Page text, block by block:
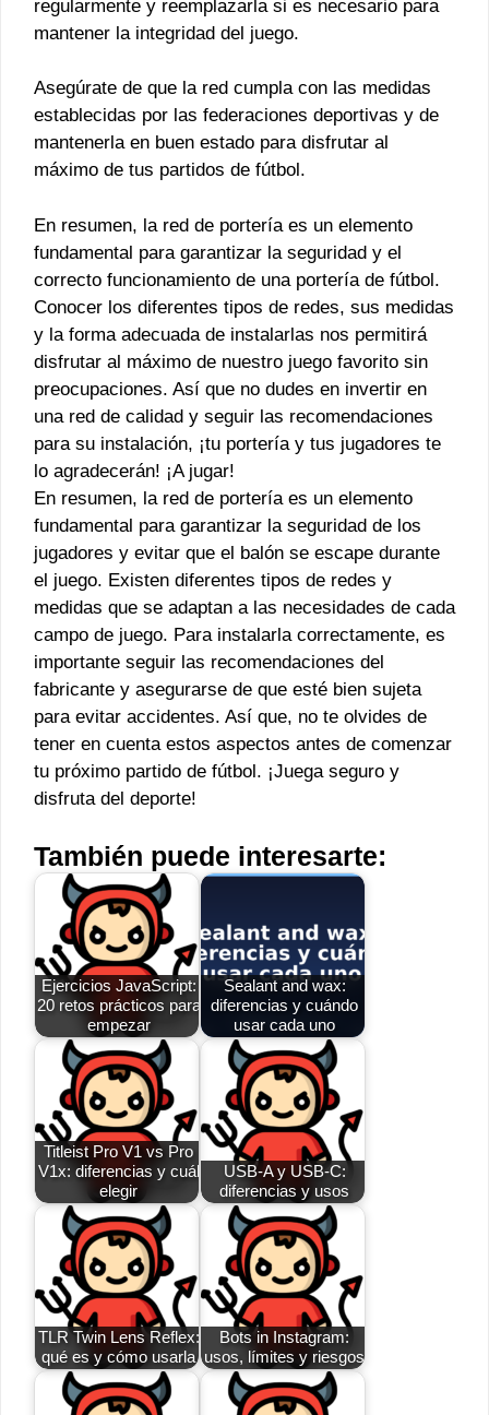
regularmente y reemplazarla si es necesario para
mantener la integridad del juego.
Asegúrate de que la red cumpla con las medidas
establecidas por las federaciones deportivas y de
mantenerla en buen estado para disfrutar al
máximo de tus partidos de fútbol.
En resumen, la red de portería es un elemento
fundamental para garantizar la seguridad y el
correcto funcionamiento de una portería de fútbol.
Conocer los diferentes tipos de redes, sus medidas
y la forma adecuada de instalarlas nos permitirá
disfrutar al máximo de nuestro juego favorito sin
preocupaciones. Así que no dudes en invertir en
una red de calidad y seguir las recomendaciones
para su instalación, ¡tu portería y tus jugadores te
lo agradecerán! ¡A jugar!
En resumen, la red de portería es un elemento
fundamental para garantizar la seguridad de los
jugadores y evitar que el balón se escape durante
el juego. Existen diferentes tipos de redes y
medidas que se adaptan a las necesidades de cada
campo de juego. Para instalarla correctamente, es
importante seguir las recomendaciones del
fabricante y asegurarse de que esté bien sujeta
para evitar accidentes. Así que, no te olvides de
tener en cuenta estos aspectos antes de comenzar
tu próximo partido de fútbol. ¡Juega seguro y
disfruta del deporte!
También puede interesarte:
Ejercicios JavaScript:
20 retos prácticos para
empezar
Sealant and wax:
diferencias y cuándo
usar cada uno
Titleist Pro V1 vs Pro
V1x: diferencias y cuál
elegir
USB-A y USB-C:
diferencias y usos
TLR Twin Lens Reflex:
qué es y cómo usarla
Bots in Instagram:
usos, límites y riesgos